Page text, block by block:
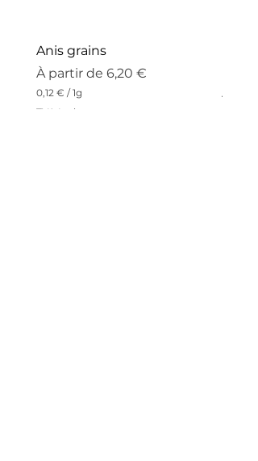
Anis grains
À partir de 6,20 €
Prix promotionnel
0,12 € /1g
0
TVA Incluse
À
Prix